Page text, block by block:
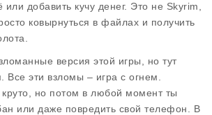
или добавить кучу денег. Это не Skyrim,
ковырнуться в файлах и получить
версия этой игры, но тут
Все эти взломы – игра с огнем.
но потом в любой момент ты
или даже повредить свой телефон. В